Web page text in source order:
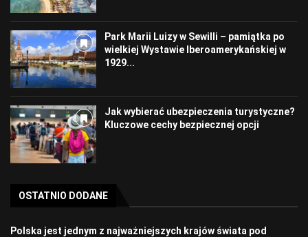
Park Marii Luizy w Sewilli – pamiątka po
wielkiej Wystawie Iberoamerykańskiej w
1929...
Jak wybierać ubezpieczenia turystyczne?
Kluczowe cechy bezpiecznej opcji
OSTATNIO DODANE
Polska jest jednym z najważniejszych krajów świata pod